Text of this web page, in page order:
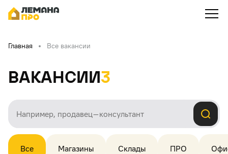
Главная Все вакансии
Вакансии3
Все Магазины Склады ПРО